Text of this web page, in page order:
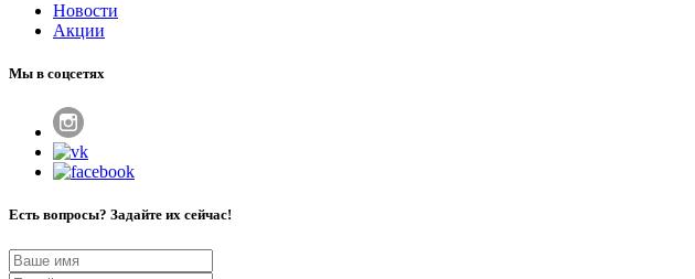
Новости
Акции
Мы в соцсетях
Есть вопросы? Задайте их сейчас!